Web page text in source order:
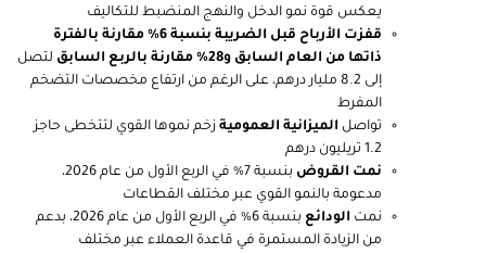
يعكس قوة نمو الدخل والنهج المنضبط للتكاليف
قفزت الأرباح قبل الضريبة بنسبة 6% مقارنة بالفترة
ذاتها من العام السابق و28% مقارنة بالربع السابق
لتصل
إلى 8.2 مليار درهم، على الرغم من ارتفاع مخصصات التضخم
المفرط
تواصل الميزانية العمومية زخم نموها القوي لتتخطى حاجز
1.2 تريليون درهم
نمت القروض
بنسبة 7% في الربع الأول من عام 2026،
مدعومة بالنمو القوي عبر مختلف القطاعات
نمت الودائع
بنسبة 6% في الربع الأول من عام 2026، بدعم
من الزيادة المستمرة في قاعدة العملاء عبر مختلف